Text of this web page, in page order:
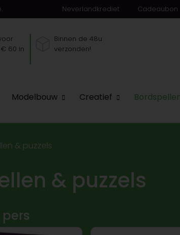
Neverlandkrediet Cadeaubon
60 in
Binnen de 48u
verzonden!
Modelbouw Creatief
& puzzels
& puzzels